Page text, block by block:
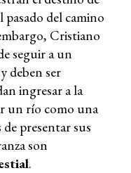
pasado del camino
Cristiano
seguir a un
deben ser
ingresar a la
un río como una
presentar sus
son
.